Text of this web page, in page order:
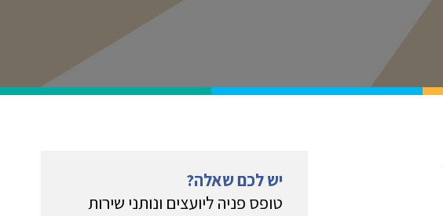
יש לכם שאלה?
טופס פניה ליועצים ונותני שירות